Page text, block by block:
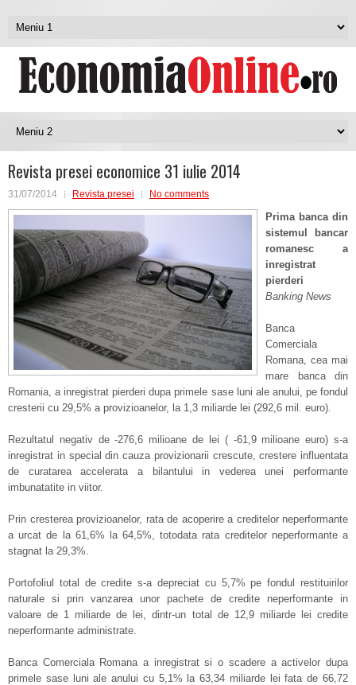
Revista presei economice 31 iulie 2014
31/07/2014 Revista presei No comments
Prima banca din
sistemul bancar
romanesc a
inregistrat
pierderi
Banking News
Banca
Comerciala
Romana, cea mai
mare banca din
Romania, a inregistrat pierderi dupa primele sase luni ale anului, pe fondul
cresterii cu 29,5% a provizioanelor, la 1,3 miliarde lei (292,6 mil. euro).
Rezultatul negativ de -276,6 milioane de lei ( -61,9 milioane euro) s-a
inregistrat in special din cauza provizionarii crescute, crestere influentata
de curatarea accelerata a bilantului in vederea unei performante
imbunatatite in viitor.
Prin cresterea provizioanelor, rata de acoperire a creditelor neperformante
a urcat de la 61,6% la 64,5%, totodata rata creditelor neperformante a
stagnat la 29,3%.
Portofoliul total de credite s-a depreciat cu 5,7% pe fondul restituirilor
naturale si prin vanzarea unor pachete de credite neperformante in
valoare de 1 miliarde de lei, dintr-un total de 12,9 miliarde lei credite
neperformante administrate.
Banca Comerciala Romana a inregistrat si o scadere a activelor dupa
primele sase luni ale anului cu 5,1% la 63,34 miliarde lei fata de 66,72